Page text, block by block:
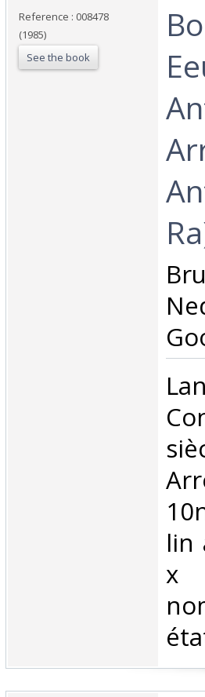
Reference : 008478
(1985)
See the book
lin
x